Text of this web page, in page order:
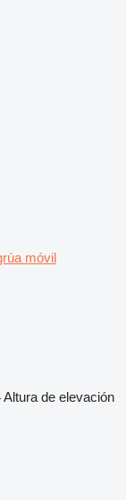
móvil
Altura de elevación